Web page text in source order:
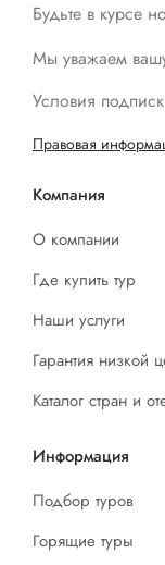
Будьте в курсе
Мы уважаем
Условия
Правовая
Компания
О компании
Где купить тур
Наши услуги
Гарантия низкой
Каталог стран и
Информация
Подбор туров
Горящие туры